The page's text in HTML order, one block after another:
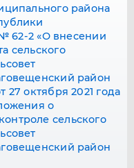
района
62-2 «О внесении
сельского
район
27 октября 2021 года
о
сельского
район